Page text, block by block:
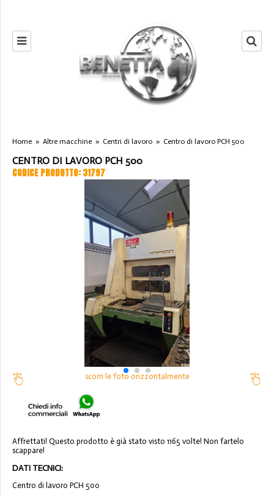
Home » Altre macchine » Centri di lavoro » Centro di lavoro PCH 500
CENTRO DI LAVORO PCH 500
CODICE PRODOTTO: 31797
scorri le foto orizzontalmente
Affrettati! Questo prodotto è già stato visto 1165 volte! Non fartelo
scappare!
DATI TECNICI:
Centro di lavoro PCH 500